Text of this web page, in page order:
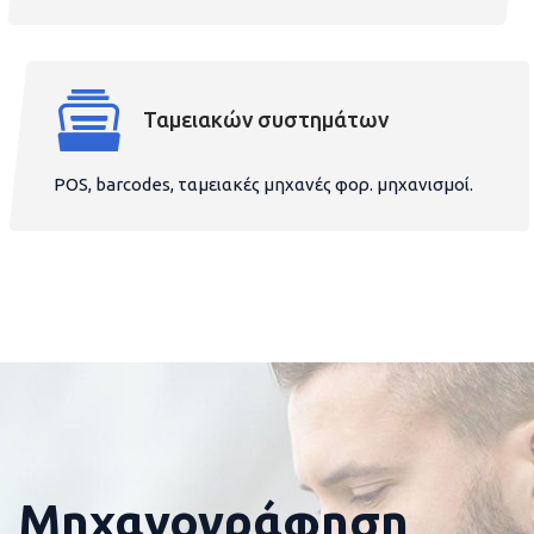
Ταμειακών συστημάτων
POS, barcodes, ταμειακές μηχανές φορ. μηχανισμοί.
Μηχανογράφηση